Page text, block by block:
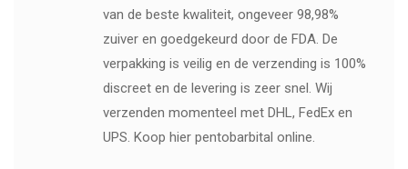
van de beste kwaliteit, ongeveer 98,98%
zuiver en goedgekeurd door de FDA. De
verpakking is veilig en de verzending is 100%
discreet en de levering is zeer snel. Wij
verzenden momenteel met DHL, FedEx en
UPS. Koop hier pentobarbital online.